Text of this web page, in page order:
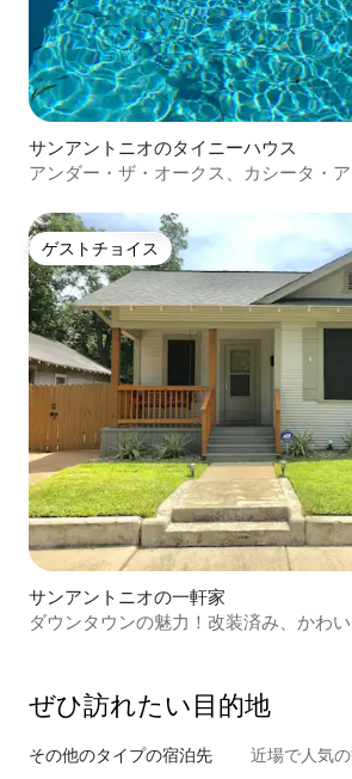
サンアントニオのタイニーハウス
アンダー・ザ・オークス、カシータ・
ゲストチョイス
ゲストチョイス
サンアントニオの一軒家
ダウンタウンの魅力！改装済み、かわ
ぜひ訪⁠れ⁠た⁠い目⁠的⁠地
その他のタ⁠イ⁠プ⁠の宿⁠泊⁠先 近場で人気